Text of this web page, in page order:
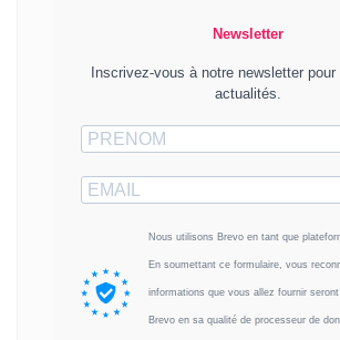
Newsletter
Inscrivez-vous à notre newsletter
actualités.
Nous utilisons Brevo en tant que
En soumettant ce formulaire, vous
informations que vous allez fournir
Brevo en sa qualité de processeur de